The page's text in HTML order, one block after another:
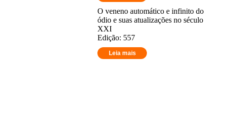
O veneno automático e infinito do
ódio e suas atualizações no século
XXI
Edição: 557
Leia mais